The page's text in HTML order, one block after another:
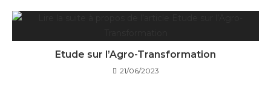
Etude sur l’Agro-Transformation
21/06/2023